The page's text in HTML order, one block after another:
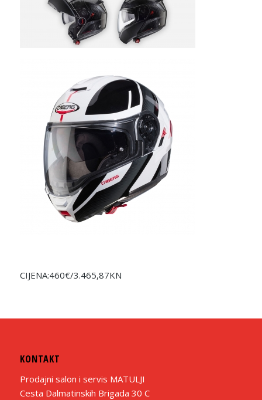
CIJENA:460€/3.465,87KN
KONTAKT
Prodajni salon i servis MATULJI
Cesta Dalmatinskih Brigada 30 C